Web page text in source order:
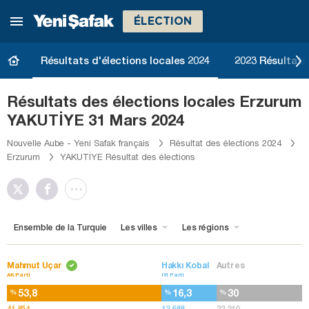
ÉLECTION
Résultats d'élections locales 2024 2023
Résultats des élections locales Erzurum
YAKUTİYE 31 Mars 2024
Nouvelle Aube - Yeni Safak français
Résultat des élections 2024
Erzurum
YAKUTİYE Résultat des élections
Ensemble de la Turquie Les villes Les régions
Mahmut Uçar
AK Parti
%53,8
Hakkı Kobal
IYI Parti
% 16,3
Autres
%30